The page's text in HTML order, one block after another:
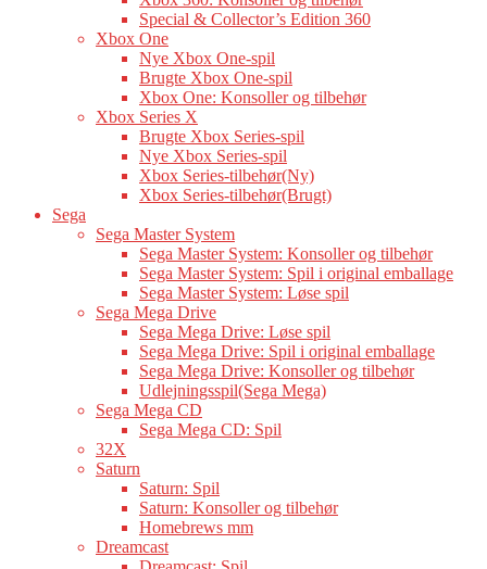
Special & Collector’s Edition 360
Xbox One
Nye Xbox One-spil
Brugte Xbox One-spil
Xbox One: Konsoller og tilbehør
Xbox Series X
Brugte Xbox Series-spil
Nye Xbox Series-spil
Xbox Series-tilbehør(Ny)
Xbox Series-tilbehør(Brugt)
Sega
Sega Master System
Sega Master System: Konsoller og tilbehør
Sega Master System: Spil i original emballage
Sega Master System: Løse spil
Sega Mega Drive
Sega Mega Drive: Løse spil
Sega Mega Drive: Spil i original emballage
Sega Mega Drive: Konsoller og tilbehør
Udlejningsspil(Sega Mega)
Sega Mega CD
Sega Mega CD: Spil
32X
Saturn
Saturn: Spil
Saturn: Konsoller og tilbehør
Homebrews mm
Dreamcast